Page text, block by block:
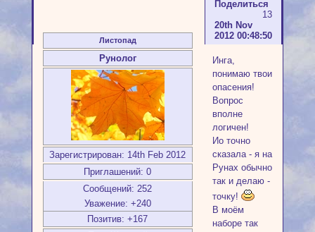
Поделиться
13
20th Nov
2012 00:48:50
Листопад
Рунолог
Зарегистрирован: 14th Feb 2012
Приглашений: 0
Сообщений: 252
Уважение: +240
Позитив: +167
Инга,
понимаю твои
опасения!
Вопрос
вполне
логичен!
Ио точно
сказала - я на
Рунах обычно
так и делаю -
точку!
В моём
наборе так